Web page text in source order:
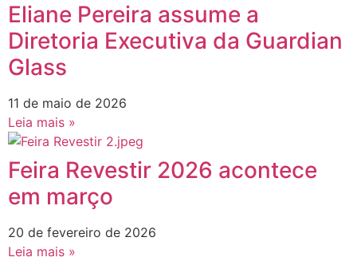
Eliane Pereira assume a
Diretoria Executiva da Guardian
Glass
11 de maio de 2026
Leia mais »
Feira Revestir 2026 acontece
em março
20 de fevereiro de 2026
Leia mais »